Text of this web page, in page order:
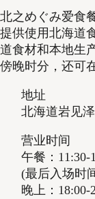
北之めぐみ爱食
提供使用北海道
道食材和本地生
傍晚时分，还可
地址
北海道岩见
营业时间
午餐：11:30-
(最后入场时
晚上：18:00-